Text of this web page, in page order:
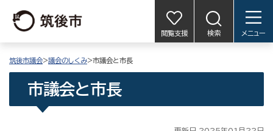
閲覧支援 検索 メニュー
筑後市議会>議会のしくみ>市議会と市長
市議会と市長